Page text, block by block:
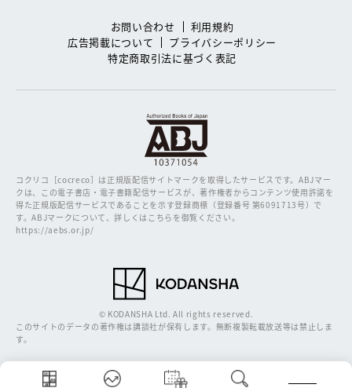
お問い合わせ
利用規約
広告掲載について
プライバシーポリシー
特定商取引法に基づく表記
コクリコ［cocreco］は正規版配信サイトマークを取得したサービスです。ABJマー
クは、この電子書店・電子書籍配信サービスが、著作権者からコンテンツ使用許諾を
得た正規版配信サービスであることを示す登録商標（登録番号 第6091713号）で
す。ABJマークについて、詳しくはこちらを御覧ください。
https://aebs.or.jp/
© KODANSHA Ltd. All rights reserved.
このサイトのデータの著作権は講談社が保有します。無断複製転載放送等は禁止しま
す。